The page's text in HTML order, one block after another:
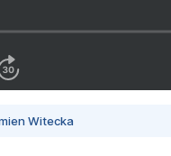
Witecka